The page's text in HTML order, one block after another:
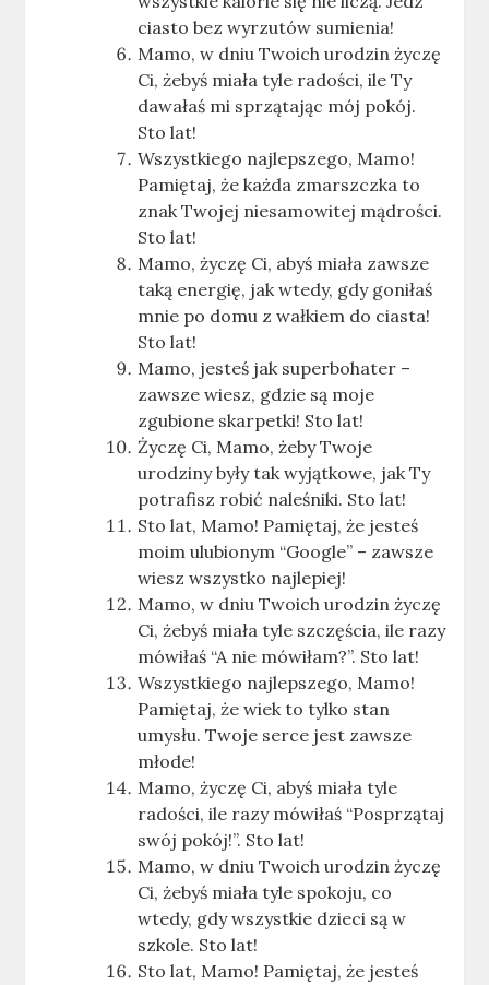
ciasto bez wyrzutów sumienia!
Mamo, w dniu Twoich urodzin życzę
Ci, żebyś miała tyle radości, ile Ty
dawałaś mi sprzątając mój pokój.
Sto lat!
Wszystkiego najlepszego, Mamo!
Pamiętaj, że każda zmarszczka to
znak Twojej niesamowitej mądrości.
Sto lat!
Mamo, życzę Ci, abyś miała zawsze
taką energię, jak wtedy, gdy goniłaś
mnie po domu z wałkiem do ciasta!
Sto lat!
Mamo, jesteś jak superbohater –
zawsze wiesz, gdzie są moje
zgubione skarpetki! Sto lat!
Życzę Ci, Mamo, żeby Twoje
urodziny były tak wyjątkowe, jak Ty
potrafisz robić naleśniki. Sto lat!
Sto lat, Mamo! Pamiętaj, że jesteś
moim ulubionym “Google” – zawsze
wiesz wszystko najlepiej!
Mamo, w dniu Twoich urodzin życzę
Ci, żebyś miała tyle szczęścia, ile razy
mówiłaś “A nie mówiłam?”. Sto lat!
Wszystkiego najlepszego, Mamo!
Pamiętaj, że wiek to tylko stan
umysłu. Twoje serce jest zawsze
młode!
Mamo, życzę Ci, abyś miała tyle
radości, ile razy mówiłaś “Posprzątaj
swój pokój!”. Sto lat!
Mamo, w dniu Twoich urodzin życzę
Ci, żebyś miała tyle spokoju, co
wtedy, gdy wszystkie dzieci są w
szkole. Sto lat!
Sto lat, Mamo! Pamiętaj, że jesteś